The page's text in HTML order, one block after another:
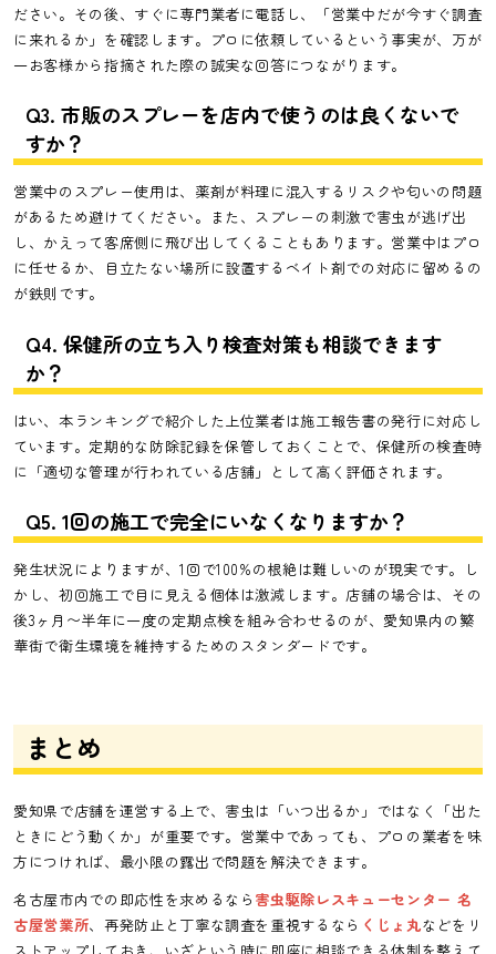
ださい。その後、すぐに専門業者に電話し、「営業中だが今すぐ調査
に来れるか」を確認します。プロに依頼しているという事実が、万が
一お客様から指摘された際の誠実な回答につながります。
Q3. 市販のスプレーを店内で使うのは良くないで
すか？
営業中のスプレー使用は、薬剤が料理に混入するリスクや匂いの問題
があるため避けてください。また、スプレーの刺激で害虫が逃げ出
し、かえって客席側に飛び出してくることもあります。営業中はプロ
に任せるか、目立たない場所に設置するベイト剤での対応に留めるの
が鉄則です。
Q4. 保健所の立ち入り検査対策も相談できます
か？
はい、本ランキングで紹介した上位業者は施工報告書の発行に対応し
ています。定期的な防除記録を保管しておくことで、保健所の検査時
に「適切な管理が行われている店舗」として高く評価されます。
Q5. 1回の施工で完全にいなくなりますか？
発生状況によりますが、1回で100%の根絶は難しいのが現実です。し
かし、初回施工で目に見える個体は激減します。店舗の場合は、その
後3ヶ月〜半年に一度の定期点検を組み合わせるのが、愛知県内の繁
華街で衛生環境を維持するためのスタンダードです。
まとめ
愛知県で店舗を運営する上で、害虫は「いつ出るか」ではなく「出た
ときにどう動くか」が重要です。営業中であっても、プロの業者を味
方につければ、最小限の露出で問題を解決できます。
名古屋市内での即応性を求めるなら 害虫駆除レスキューセンター 名
古屋営業所、再発防止と丁寧な調査を重視するなら くじょ丸などをリ